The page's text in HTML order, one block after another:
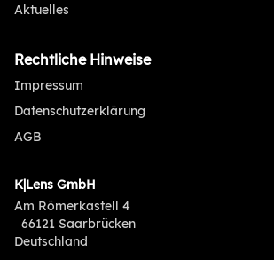
Aktuelles
Rechtliche Hinweise
Impressum
Datenschutzerklärung
AGB
K|Lens GmbH
Am Römerkastell 4
66121 Saarbrücken
Deutschland